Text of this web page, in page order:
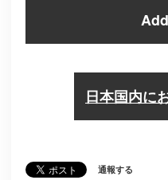
日本国内に
通報する